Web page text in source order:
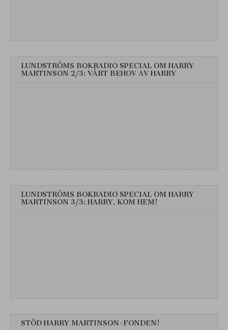
LUNDSTRÖMS BOKRADIO SPECIAL OM HARRY
MARTINSON 2/3: VÅRT BEHOV AV HARRY
LUNDSTRÖMS BOKRADIO SPECIAL OM HARRY
MARTINSON 3/3: HARRY, KOM HEM!
STÖD HARRY MARTINSON-FONDEN!